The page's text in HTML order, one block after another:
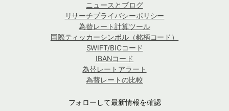
ニュースとブログ
リサーチプライバシーポリシー
為替レート計算ツール
国際ティッカーシンボル（銘柄コード）
SWIFT/BICコード
IBANコード
為替レートアラート
為替レートの比較
フォローして最新情報を確認